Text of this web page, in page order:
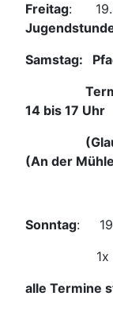
Freitag:
Samstag:
Termine:
14 bis 17 Uhr
(
(An der
Sonntag:
1x im
alle Termine